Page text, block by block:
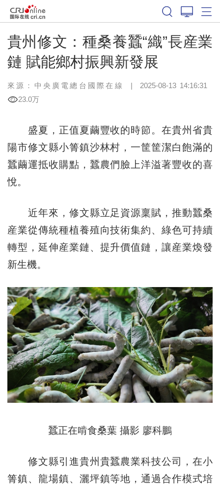
貴州修文：種桑養蠶“織”長産業
鏈 賦能鄉村振興新發展
來源：中央廣電總台國際在線 | 2025-08-13 14:16:31
23.0万
盛夏，正值夏繭豐收的時節。在貴州省貴
陽市修文縣小箐鎮沙林村，一筐筐潔白飽滿的
蠶繭運抵收購點，蠶農們臉上洋溢著豐收的喜
悅。
近年來，修文縣立足資源稟賦，推動蠶桑
産業從傳統種植養殖向技術集約、綠色可持續
轉型，延伸産業鏈、提升價值鏈，讓産業煥發
新生機。
蠶正在啃食桑葉 攝影 廖科鵬
修文縣引進貴州貴蠶農業科技公司，在小
箐鎮、龍場鎮、灑坪鎮等地，通過合作模式培